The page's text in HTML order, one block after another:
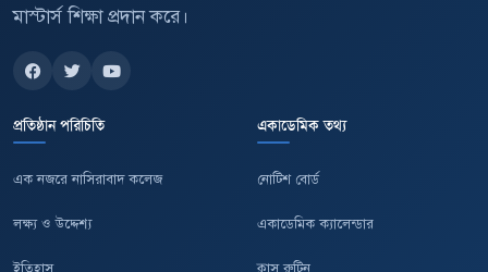
মাস্টার্স শিক্ষা প্রদান করে।
প্রতিষ্ঠান পরিচিতি
এক নজরে নাসিরাবাদ কলেজ
লক্ষ্য ও উদ্দেশ্য
ইতিহাস
একাডেমিক তথ্য
নোটিশ বোর্ড
একাডেমিক ক্যালেন্ডার
ক্লাস রুটিন